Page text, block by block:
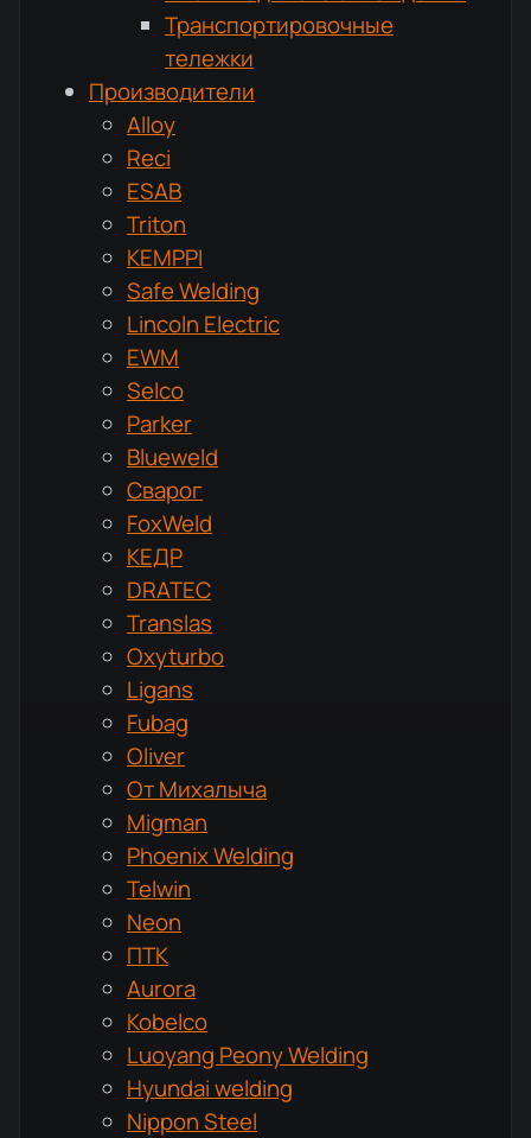
Транспортировочные
тележки
Производители
Alloy
Reci
ESAB
Triton
KEMPPI
Safe Welding
Lincoln Electric
EWM
Selco
Parker
Blueweld
Сварог
FoxWeld
КЕДР
DRATEC
Translas
Oxyturbo
Ligans
Fubag
Oliver
От Михалыча
Migman
Phoenix Welding
Telwin
Neon
ПТК
Aurora
Kobelco
Luoyang Peony Welding
Hyundai welding
Nippon Steel